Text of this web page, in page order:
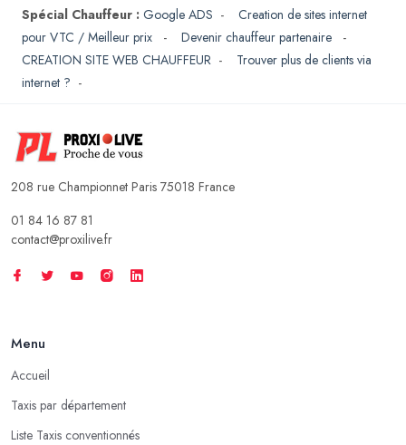
Spécial Chauffeur : Google ADS - Creation de sites internet
pour VTC / Meilleur prix
- Devenir chauffeur partenaire
-
CREATION SITE WEB CHAUFFEUR - Trouver plus de clients via
internet ? -
208 rue Championnet Paris 75018 France
01 84 16 87 81
contact@proxilive.fr
Menu
Accueil
Taxis par département
Liste Taxis conventionnés